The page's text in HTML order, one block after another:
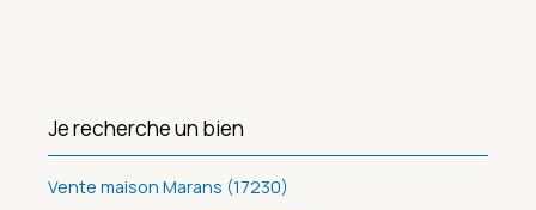
Je recherche un bien
Vente maison Marans (17230)